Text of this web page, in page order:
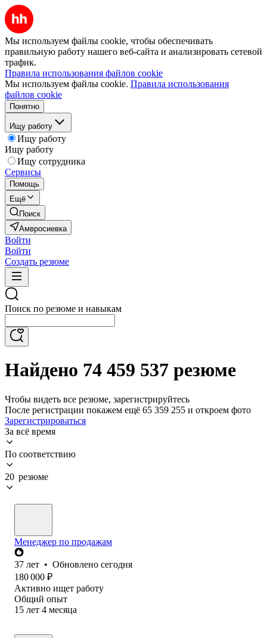
Мы используем файлы cookie, чтобы обеспечивать
правильную работу нашего веб-сайта и анализировать сетевой
трафик.
Правила использования файлов cookie
Мы используем файлы cookie. Правила использования
файлов cookie
Понятно
Ищу работу
Ищу работу
Ищу работу
Ищу сотрудника
Сервисы
Помощь
Ещё
Поиск
Амвросиевка
Войти
Войти
Создать резюме
Поиск по резюме и навыкам
Найдено 74 459 537 резюме
Чтобы видеть все резюме, зарегистрируйтесь
После регистрации покажем ещё 65 359 255 и откроем фото
Зарегистрироваться
За всё время
По соответствию
20 резюме
Менеджер по продажам
37 лет • Обновлено сегодня
180 000 ₽
Активно ищет работу
Общий опыт
15 лет 4 месяца